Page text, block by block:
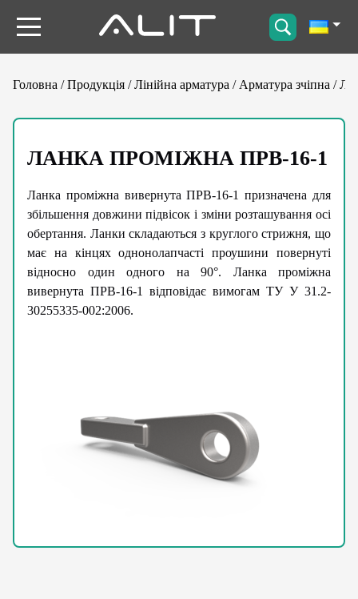
Головна /Продукція /Лінійна арматура / Арматура зчіпна /
ЛАНКА ПРОМІЖНА ПРВ-16-1
Ланка проміжна вивернута ПРВ-16-1 призначена для
збільшення довжини підвісок і зміни розташування осі
обертання. Ланки складаються з круглого стрижня, що
має на кінцях однонолапчасті проушини повернуті
відносно один одного на 90°. Ланка проміжна
вивернута ПРВ-16-1 відповідає вимогам ТУ У 31.2-
30255335-002:2006.